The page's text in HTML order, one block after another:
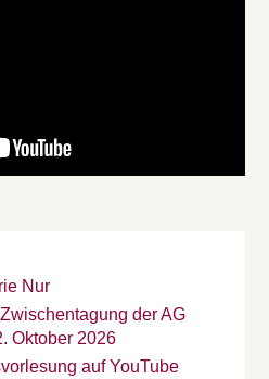
Nur
der AG
Oktober 2026
auf YouTube